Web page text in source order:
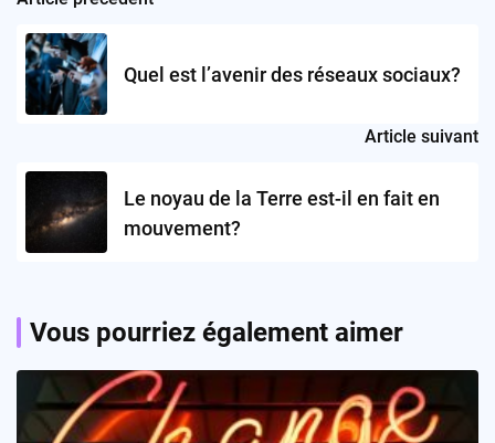
navigation
Quel est l’avenir des réseaux sociaux?
Article suivant
Le noyau de la Terre est-il en fait en
mouvement?
Vous pourriez également aimer